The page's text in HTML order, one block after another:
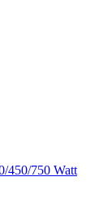
750 Watt